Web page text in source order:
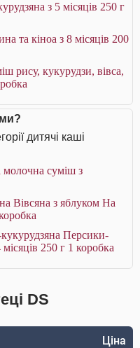
з 5 місяців 250 г
та кіноа з 8 місяців 200
рису, кукурудзи, вівса,
дитячі каші
суміш з
Вівсяна з яблуком На
Персики-
250 г 1 коробка
DS
Ціна